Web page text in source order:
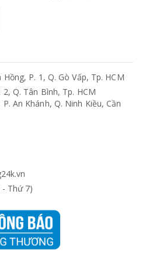
P. 1, Q. Gò Vấp, Tp. HCM
Q. Tân Bình, Tp. HCM
An Khánh, Q. Ninh Kiều, Cần
- Thứ 7)